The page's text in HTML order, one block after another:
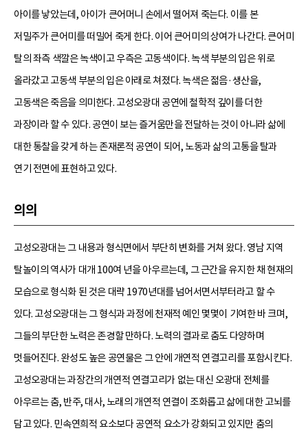
아이를 낳았는데, 아이가 큰어머니 손에서 떨어져 죽는다. 이를 본
저밀주가 큰어미를 떠밀어 죽게 한다. 이어 큰어미의 상여가 나간다. 큰어미
탈의 좌측 색깔은 녹색이고 우측은 고동색이다. 녹색 부분의 입은 위로
올라갔고 고동색 부분의 입은 아래로 쳐졌다. 녹색은 젊음·생산을,
고동색은 죽음을 의미한다. 고성오광대 공연에 철학적 깊이를 더한
과장이라 할 수 있다. 공연이 보는 즐거움만을 전달하는 것이 아니라 삶에
대한 통찰을 갖게 하는 존재론적 공연이 되어, 노동과 삶의 고통을 탈과
연기 전면에 표현하고 있다.
의의
고성오광대는 그 내용과 형식면에서 부단히 변화를 거쳐 왔다. 영남 지역
탈놀이의 역사가 대개 100여 년을 아우르는데, 그 근간을 유지한 채 현재의
모습으로 형식화 된 것은 대략 1970년대를 넘어서면서부터라고 할 수
있다. 고성오광대는 그 형식과 과정에 천재적 예인 몇몇이 기여한 바 크며,
그들의 부단한 노력은 존경할 만하다. 노력의 결과로 춤도 다양하며
멋들어진다. 완성도 높은 공연물은 그 안에 개연적 연결고리를 포함시킨다.
고성오광대는 과장간의 개연적 연결고리가 없는 대신 오광대 전체를
아우르는 춤, 반주, 대사, 노래의 개연적 연결이 조화롭고 삶에 대한 고뇌를
담고 있다. 민속연희적 요소보다 공연적 요소가 강화되고 있지만 춤의